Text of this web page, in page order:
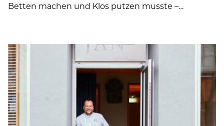
Betten machen und Klos putzen musste –…